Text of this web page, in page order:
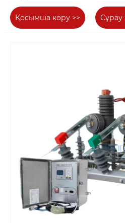
Неліктен сыртқы
вольтты
жабдықтарын зерттеуге,
өндіруге маманданған
өндірушісі. Жоғары
өнеркәсібінде 20 жылдан
техникалық инженер Ван
компания өз
нұсқаулар мен кеңестер
көптеген
қажеттіліктері мен
қанағаттандыратын ZW32,
SF6 түрлерін қоса, сыртқы
Қосымша көру >> Сұрау